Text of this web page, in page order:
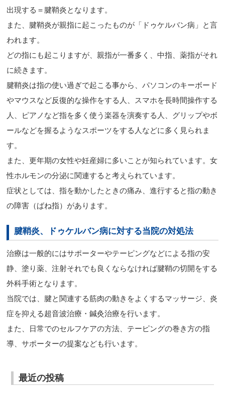
出現する＝腱鞘炎となります。
また、腱鞘炎が親指に起こったものが「ドゥケルバン病」と言
われます。
どの指にも起こりますが、親指が一番多く、中指、薬指がそれ
に続きます。
腱鞘炎は指の使い過ぎで起こる事から、パソコンのキーボード
やマウスなど反復的な操作をする人、スマホを長時間操作する
人、ピアノなど指を多く使う楽器を演奏する人、グリップやボ
ールなどを握るようなスポーツをする人などに多く見られま
す。
また、更年期の女性や妊産婦に多いことが知られています。女
性ホルモンの分泌に関連すると考えられています。
症状としては、指を動かしたときの痛み、進行すると指の動き
の障害（ばね指）があります。
腱鞘炎、ドゥケルバン病に対する当院の対処法
治療は一般的にはサポーターやテーピングなどによる指の安
静、塗り薬、注射それでも良くならなければ腱鞘の切開をする
外科手術となります。
当院では、腱と関連する筋肉の動きをよくするマッサージ、炎
症を抑える超音波治療・鍼灸治療を行います。
また、日常でのセルフケアの方法、テーピングの巻き方の指
導、サポーターの提案なども行います。
最近の投稿